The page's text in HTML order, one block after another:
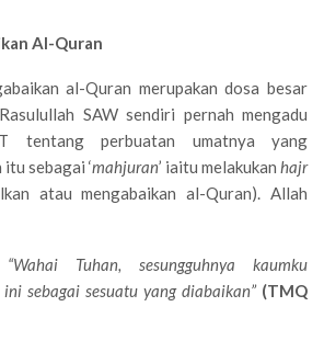
Al-Quran
al-Quran merupakan dosa besar
SAW sendiri pernah mengadu
tentang perbuatan umatnya yang
sebagai ‘mahjuran’ iaitu melakukan hajr
atau mengabaikan al-Quran). Allah
Tuhan, sesungguhnya kaumku
sebagai sesuatu yang diabaikan” (TMQ